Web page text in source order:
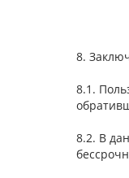
8.
8.1.
8.2. В